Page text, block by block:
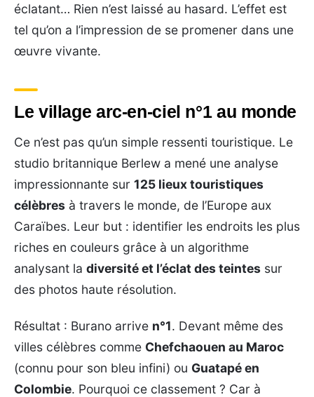
éclatant… Rien n’est laissé au hasard. L’effet est
tel qu’on a l’impression de se promener dans une
œuvre vivante.
Le village arc-en-ciel n°1 au monde
Ce n’est pas qu’un simple ressenti touristique. Le
studio britannique Berlew a mené une analyse
impressionnante sur 125 lieux touristiques
célèbres à travers le monde, de l’Europe aux
Caraïbes. Leur but : identifier les endroits les plus
riches en couleurs grâce à un algorithme
analysant la diversité et l’éclat des teintes sur
des photos haute résolution.
Résultat : Burano arrive n°1. Devant même des
villes célèbres comme Chefchaouen au Maroc
(connu pour son bleu infini) ou Guatapé en
Colombie. Pourquoi ce classement ? Car à